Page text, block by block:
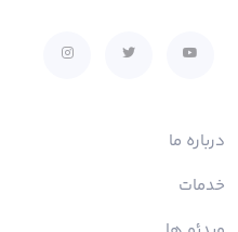
درباره ما
خدمات